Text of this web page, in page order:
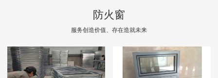
防火窗与耐火窗的区别
分析钢质防火窗的安装要求
钢制防火窗起到的作用？
防火窗安装要求
防火窗
服务创造价值、存在造就未来